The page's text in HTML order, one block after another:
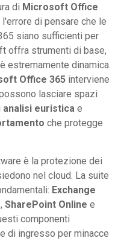
di Microsoft Office
di pensare che le
siano sufficienti per
offra strumenti di base,
estremamente dinamica.
Office 365 interviene
lasciare spazi
analisi euristica e
che protegge
è la protezione dei
nel cloud. La suite
Exchange
, SharePoint Online e
componenti
di ingresso per minacce